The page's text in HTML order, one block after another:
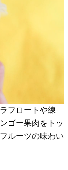
フロートや練
ゴー果肉をトッ
ルーツの味わい